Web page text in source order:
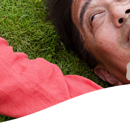
news
新着情報
contact
お問い合わせ